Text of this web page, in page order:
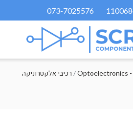
073-7025576
רכיבי אלקטרוניקה /